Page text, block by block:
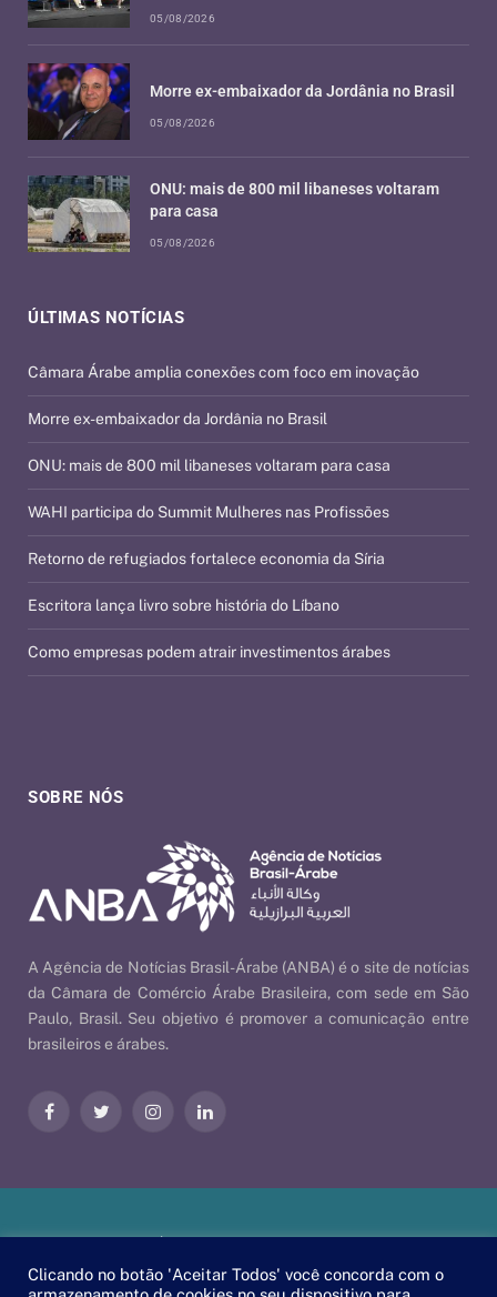
SOBRE NÓS
A Agência de Notícias Brasil-Árabe (ANBA) é o site de notícias
da Câmara de Comércio Árabe Brasileira, com sede em São
Paulo, Brasil. Seu objetivo é promover a comunicação entre
brasileiros e árabes.
FacebookTwitter InstagramLinkedIn
ÚLTIMAS NOTÍCIAS
Câmara Árabe amplia conexões com foco em inovação
Morre ex-embaixador da Jordânia no Brasil
ONU: mais de 800 mil libaneses voltaram para casa
WAHI participa do Summit Mulheres nas Profissões
Retorno de refugiados fortalece economia da Síria
Escritora lança livro sobre história do Líbano
Como empresas podem atrair investimentos árabes
05/08/2026
Morre ex-embaixador da Jordânia no Brasil
05/08/2026
ONU: mais de 800 mil libaneses voltaram
para casa
05/08/2026
Clicando no botão 'Aceitar Todos' você concorda com o